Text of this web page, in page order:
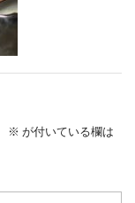
※ が付いている欄は